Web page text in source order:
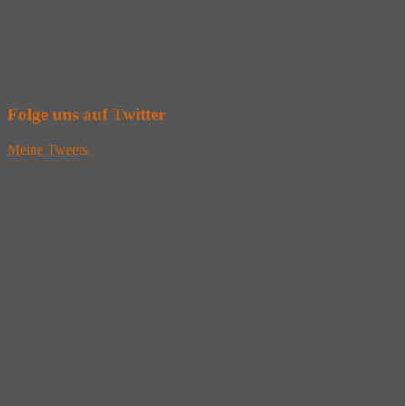
Folge uns auf Twitter
Meine Tweets